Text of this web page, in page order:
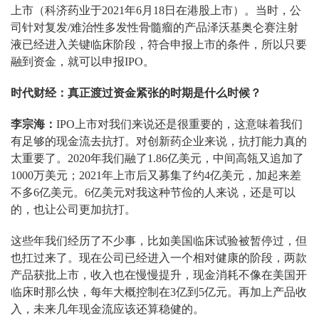
上市（科济药业于2021年6月18日在港股上市）。当时，公
司针对复发/难治性多发性骨髓瘤的产品泽沃基奥仑赛注射
液已经进入关键临床阶段，符合申报上市的条件，所以只要
融到资金，就可以申报IPO。
时代财经：真正渡过资金紧张的时期是什么时候？
李宗海： IPO上市对我们来说还是很重要的，这意味着我们
有足够的现金流去抗打。对创新药企业来说，抗打能力真的
太重要了。2020年我们融了1.86亿美元，中间高瓴又追加了
1000万美元；2021年上市后又募集了约4亿美元，加起来差
不多6亿美元。6亿美元对我这种节俭的人来说，还是可以
的，也让公司更加抗打。
这些年我们经历了不少事，比如美国临床试验被暂停过，但
也扛过来了。现在公司已经进入一个相对健康的阶段，两款
产品获批上市，收入也在慢慢提升，现金消耗不像在美国开
临床时那么快，每年大概控制在3亿到5亿元。再加上产品收
入，未来几年现金流应该还算稳健的。